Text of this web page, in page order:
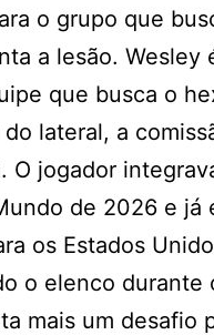
o grupo que
a lesão.
que busca o
lateral, a
O jogador
de 2026 e
os Estados
o elenco
mais um desafio